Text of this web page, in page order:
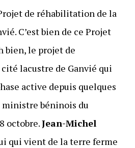
de réhabilitation de la
C’est bien de ce Projet
bien, le projet de
lacustre de Ganvié qui
active depuis quelques
béninois du
octobre.Jean-Michel
qui vient de la terre ferme